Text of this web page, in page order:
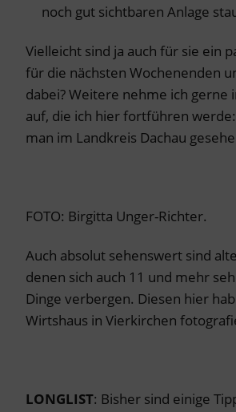
noch gut sichtbaren Anlage
Vielleicht sind ja auch für sie ein
für die nächsten Wochenenden
dabei? Weitere nehme ich gerne
auf, die ich hier fortführen
man im Landkreis Dachau
FOTO: Birgitta Unger-Richter.
Auch absolut sehenswert sind
denen sich auch 11 und mehr
Dinge verbergen. Diesen hier
Wirtshaus in Vierkirchen
LONGLIST: Bisher sind einige